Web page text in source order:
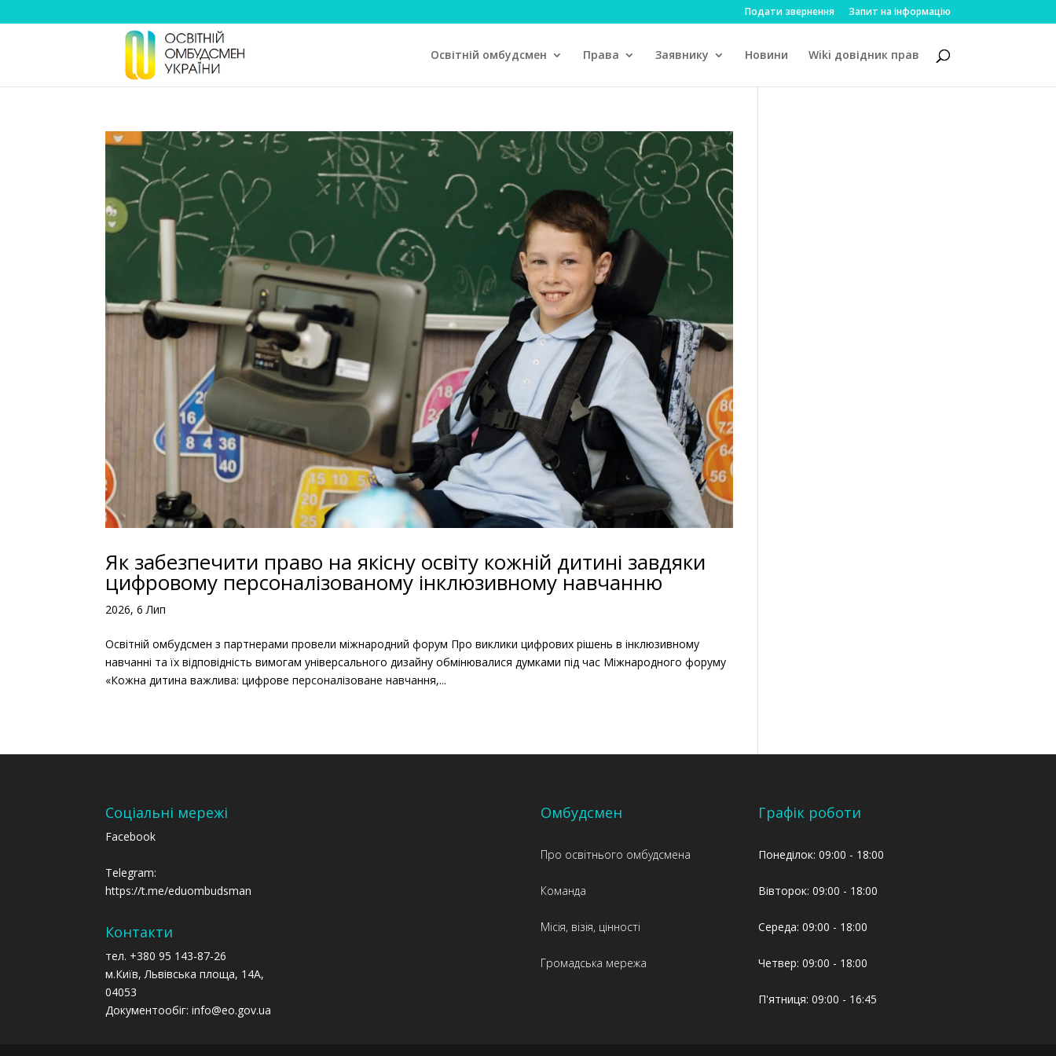
Подати звернення Запит на інформацію
Освітній омбудсмен Права Заявнику Новини Wiki довідник прав
Як забезпечити право на якісну освіту кожній дитині завдяки
цифровому персоналізованому інклюзивному навчанню
2026, 6 Лип
Освітній омбудсмен з партнерами провели міжнародний форум Про виклики цифрових рішень в інклюзивному
навчанні та їх відповідність вимогам універсального дизайну обмінювалися думками під час Міжнародного форуму
«Кожна дитина важлива: цифрове персоналізоване навчання,...
Соціальні мережі
Facebook
Telegram:
https://t.me/eduombudsman
Контакти
тел. +380 95 143-87-26
м.Київ, Львівська площа, 14А,
04053
Документообіг: info@eo.gov.ua
Омбудсмен
Про освітнього омбудсмена
Команда
Місія, візія, цінності
Громадська мережа
Графік роботи
Понеділок: 09:00 - 18:00
Вівторок: 09:00 - 18:00
Середа: 09:00 - 18:00
Четвер: 09:00 - 18:00
П'ятниця: 09:00 - 16:45